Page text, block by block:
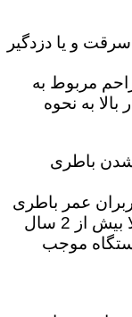
و یا دزدگیر
مربوط به
به نحوه
شدن باطری
عمر باطری
داخل دستگاه به پایان میرسد ک معمولا بیش از 2 سال
موجب